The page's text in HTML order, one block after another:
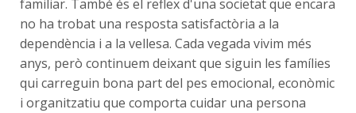
familiar. També és el reflex d'una societat que encara
no ha trobat una resposta satisfactòria a la
dependència i a la vellesa. Cada vegada vivim més
anys, però continuem deixant que siguin les famílies
qui carreguin bona part del pes emocional, econòmic
i organitzatiu que comporta cuidar una persona